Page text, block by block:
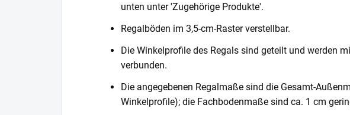
unten unter 'Zugehörige Produkte'.
Regalböden im 3,5-cm-Raster verstellbar.
Die Winkelprofile des Regals sind geteilt und werden
verbunden.
Die angegebenen Regalmaße sind die Gesamt-
Winkelprofile); die Fachbodenmaße sind ca. 1 cm